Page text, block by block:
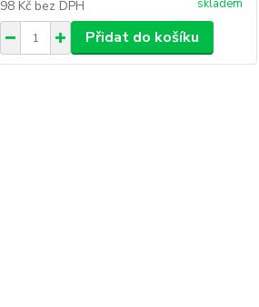
98 Kč bez DPH skladem
Přidat do košíku